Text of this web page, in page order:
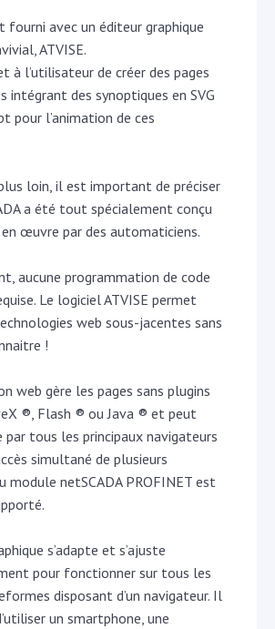
fourni avec un éditeur graphique
ATVISE.
à l’utilisateur de créer des pages
intégrant des synoptiques en SVG
pour l’animation de ces
loin, il est important de préciser
a été tout spécialement conçu
œuvre par des automaticiens.
aucune programmation de code
Le logiciel ATVISE permet
web sous-jacentes sans
!
web gère les pages sans plugins
®, Flash ® ou Java ® et peut
tous les principaux navigateurs
simultané de plusieurs
module netSCADA PROFINET est
s’adapte et s’ajuste
pour fonctionner sur tous les
disposant d’un navigateur. Il
un smartphone, une